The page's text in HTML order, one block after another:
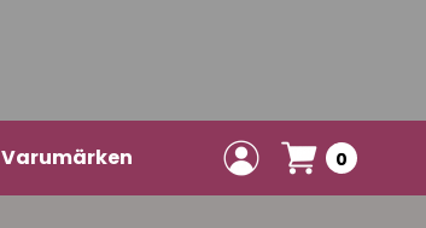
Varumärken 0